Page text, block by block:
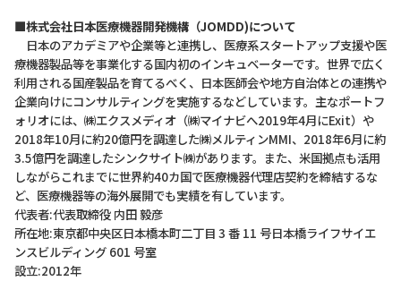
■株式会社日本医療機器開発機構（JOMDD)について
日本のアカデミアや企業等と連携し、医療系スタートアップ支援や医
療機器製品等を事業化する国内初のインキュベーターです。世界で広く
利用される国産製品を育てるべく、日本医師会や地方自治体との連携や
企業向けにコンサルティングを実施するなどしています。主なポートフ
ォリオには、㈱エクスメディオ（㈱マイナビへ2019年4月にExit）や
2018年10月に約20億円を調達した㈱メルティンMMI、2018年6月に約
3.5億円を調達したシンクサイト㈱があります。また、米国拠点も活用
しながらこれまでに世界約40カ国で医療機器代理店契約を締結するな
ど、医療機器等の海外展開でも実績を有しています。
代表者:代表取締役 内田 毅彦
所在地:東京都中央区日本橋本町二丁目 3 番 11 号日本橋ライフサイエ
ンスビルディング 601 号室
設立:2012年